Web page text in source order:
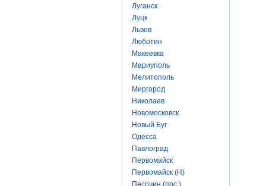
Луганск
Луцк
Львов
Люботин
Макеевка
Мариуполь
Мелитополь
Миргород
Николаев
Новомосковск
Новый Буг
Одесса
Павлоград
Первомайск
Первомайск (Н)
Песочин (пос.)